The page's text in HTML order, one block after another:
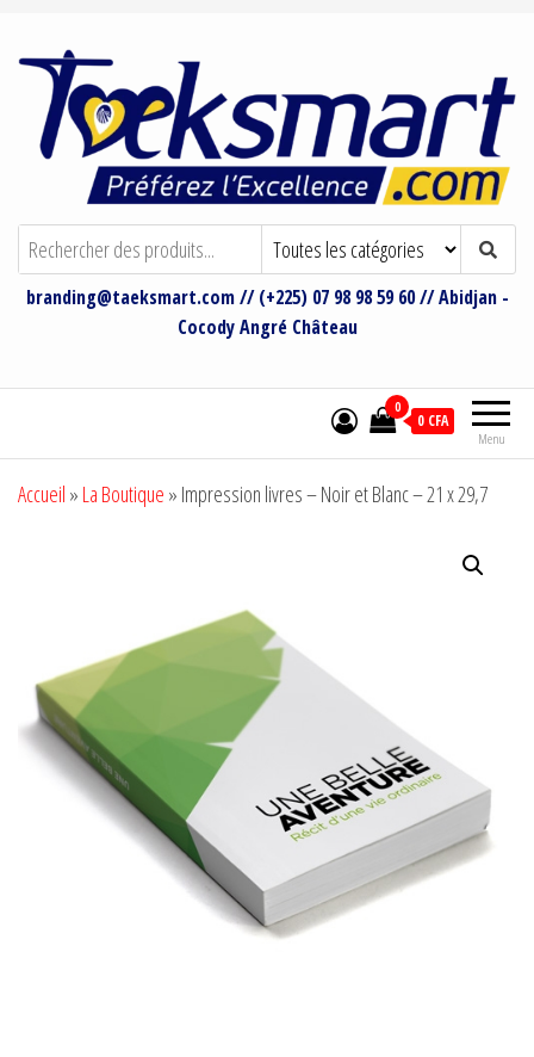
Taeksmart Group
Bienvenue sur le site de Taeksmart
Group
branding@taeksmart.com // (+225) 07 98 98 59 60 // Abidjan -
Cocody Angré Château
Menu
0
0 CFA
Accueil » La Boutique » Impression livres – Noir et Blanc – 21 x 29,7